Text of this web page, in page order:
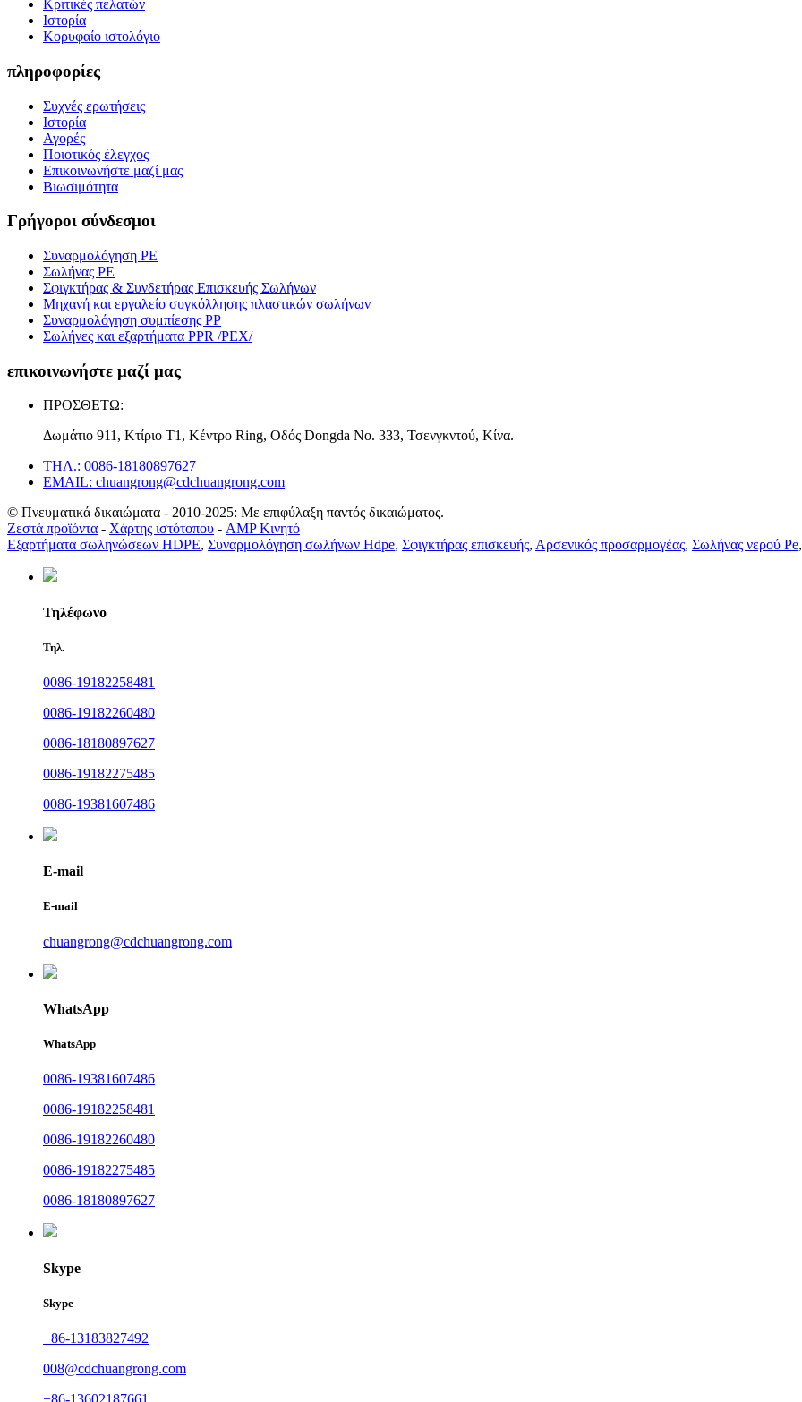
Κριτικές πελατών
Ιστορία
Κορυφαίο ιστολόγιο
πληροφορίες
Συχνές ερωτήσεις
Ιστορία
Αγορές
Ποιοτικός έλεγχος
Επικοινωνήστε μαζί μας
Βιωσιμότητα
Γρήγοροι σύνδεσμοι
Συναρμολόγηση PE
Σωλήνας PE
Σφιγκτήρας & Συνδετήρας Επισκευής Σωλήνων
Μηχανή και εργαλείο συγκόλλησης πλαστικών σωλήνων
Συναρμολόγηση συμπίεσης PP
Σωλήνες και εξαρτήματα PPR /PEX/
επικοινωνήστε μαζί μας
ΠΡΟΣΘΕΤΩ:
Δωμάτιο 911, Κτίριο T1, Κέντρο Ring, Οδός Dongda Νο. 333, Τσενγκντού, Κίνα.
ΤΗΛ.: 0086-18180897627
EMAIL: chuangrong@cdchuangrong.com
© Πνευματικά δικαιώματα - 2010-2025: Με επιφύλαξη παντός δικαιώματος.
Ζεστά προϊόντα - Χάρτης ιστότοπου - AMP Κινητό
Εξαρτήματα σωληνώσεων HDPE, Συναρμολόγηση σωλήνων Hdpe, Σφιγκτήρας επισκευής, Αρσενικός προσαρμογέας, Σωλήνας νερού Pe,
Τηλέφωνο
Τηλ.
0086-19182258481
0086-19182260480
0086-18180897627
0086-19182275485
0086-19381607486
E-mail
E-mail
chuangrong@cdchuangrong.com
WhatsApp
WhatsApp
0086-19381607486
0086-19182258481
0086-19182260480
0086-19182275485
0086-18180897627
Skype
Skype
+86-13183827492
008@cdchuangrong.com
+86-13602187661